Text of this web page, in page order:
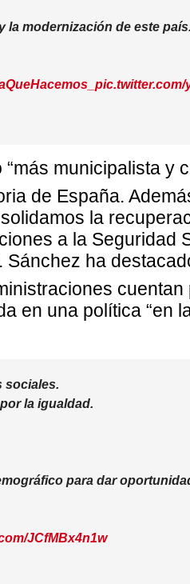
la modernización de este país.
pic.twitter.com/
“más municipalista y
de España.
la
a la Seguridad
ha
en una política “en
sociales.
la igualdad.
para dar
JCfMBx4n1w